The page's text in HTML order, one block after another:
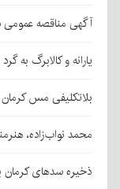
آگهی مناقصه عمومی دو
یارانه و کالابرگ به
بلاتکلیفی مس
محمد نواب‌زاده،
ذخیره سدهای کرمان به ۲۴۹ میلیون مترمکعب